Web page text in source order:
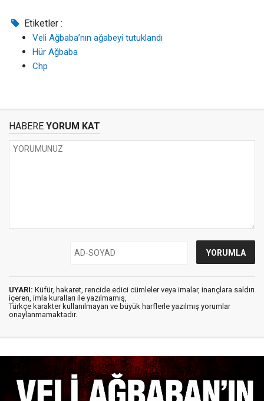
Etiketler :
Veli Ağbaba’nın ağabeyi tutuklandı
Hür Ağbaba
Chp
HABERE YORUM KAT
UYARI: Küfür, hakaret, rencide edici cümleler veya imalar, inançlara saldırı
içeren, imla kuralları ile yazılmamış,
Türkçe karakter kullanılmayan ve büyük harflerle yazılmış yorumlar
onaylanmamaktadır.